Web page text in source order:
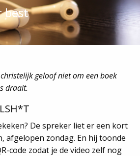
best
geloof niet om een boek
draait.
De spreker liet er een kort
afgelopen zondag. En hij toonde
code zodat je de video zelf nog